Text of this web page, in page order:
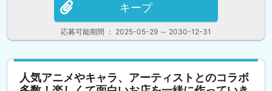
応募可能期間 ： 2025-05-29 ～ 2030-12-31
キープ
人気アニメやキャラ、アーティストとのコラボ